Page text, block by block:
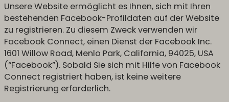
Unsere Website ermöglicht es Ihnen, sich mit Ihren
bestehenden Facebook-Profildaten auf der Website
zu registrieren. Zu diesem Zweck verwenden wir
Facebook Connect, einen Dienst der Facebook Inc.
1601 Willow Road, Menlo Park, California, 94025, USA
(“Facebook”). Sobald Sie sich mit Hilfe von Facebook
Connect registriert haben, ist keine weitere
Registrierung erforderlich.